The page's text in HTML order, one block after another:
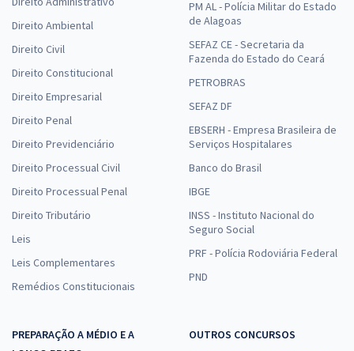
Direito Ambiental
Direito Civil
Direito Constitucional
Direito Empresarial
Direito Penal
Direito Previdenciário
Direito Processual Civil
Direito Processual Penal
Direito Tributário
Leis
Leis Complementares
Remédios Constitucionais
PM AL - Polícia Militar do Estado
de Alagoas
SEFAZ CE - Secretaria da
Fazenda do Estado do Ceará
PETROBRAS
SEFAZ DF
EBSERH - Empresa Brasileira de
Serviços Hospitalares
Banco do Brasil
IBGE
INSS - Instituto Nacional do
Seguro Social
PRF - Polícia Rodoviária Federal
PND
PREPARAÇÃO A MÉDIO E A
OUTROS CONCURSOS